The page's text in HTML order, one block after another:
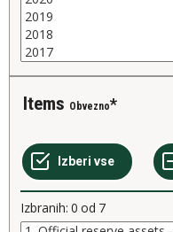
Items Obvezno
Izbranih: 0 od 7